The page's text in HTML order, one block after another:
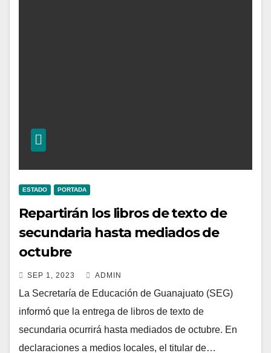
ESTADO PORTADA
Repartirán los libros de texto de
secundaria hasta mediados de
octubre
SEP 1, 2023 ADMIN
La Secretaría de Educación de Guanajuato (SEG)
informó que la entrega de libros de texto de
secundaria ocurrirá hasta mediados de octubre. En
declaraciones a medios locales, el titular de…